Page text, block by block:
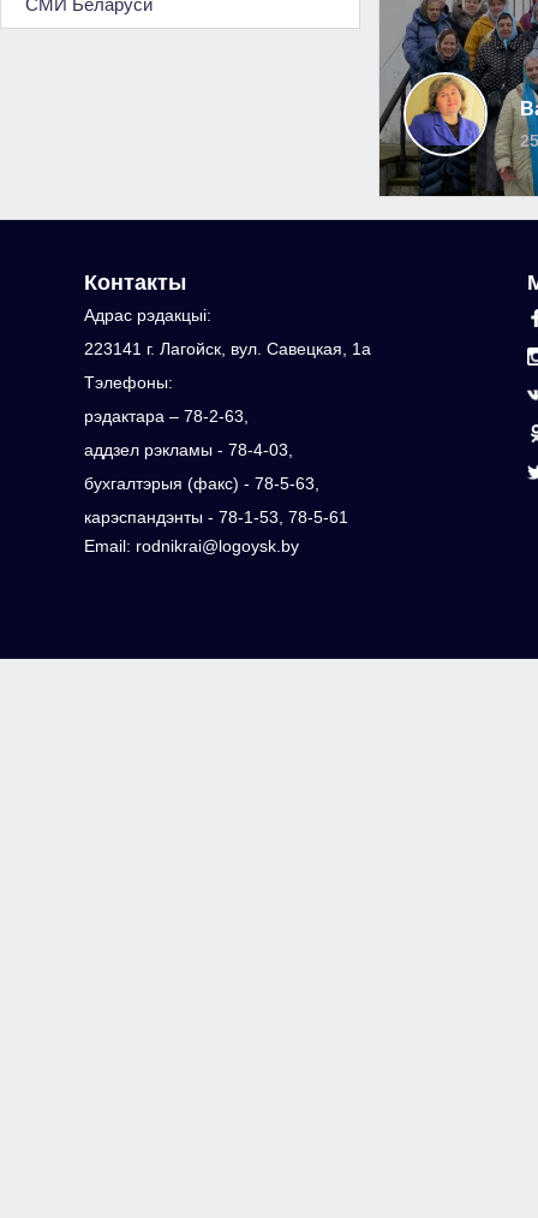
Контакты
Адрас рэдакцыi:
223141 г. Лагойск, вул. Савецкая, 1а
Тэлефоны:
рэдактара – 78-2-63,
аддзел рэкламы - 78-4-03,
бухгалтэрыя (факс) - 78-5-63,
карэспандэнты - 78-1-53, 78-5-61
Email: rodnikrai@logoysk.by